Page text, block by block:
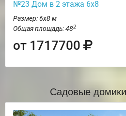
№23 Дом в 2 этажа 6х8
Размер: 6х8 м
Общая площадь: 482
от 1717700
Садовые